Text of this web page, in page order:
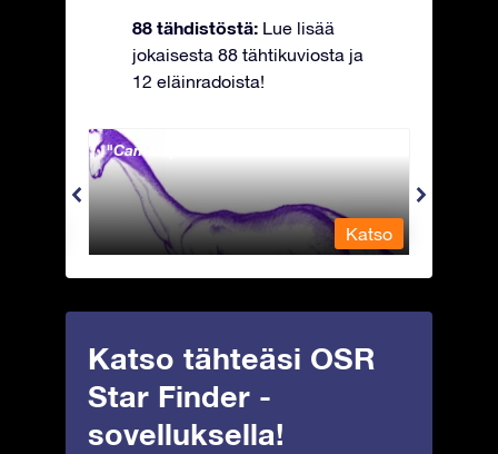
88 tähdistöstä: Lue lisää
jokaisesta 88 tähtikuviosta ja
12 eläinradoista!
Camelopardalis - Kirahvi
Katso
Katso tähteäsi OSR
Star Finder -
sovelluksella!